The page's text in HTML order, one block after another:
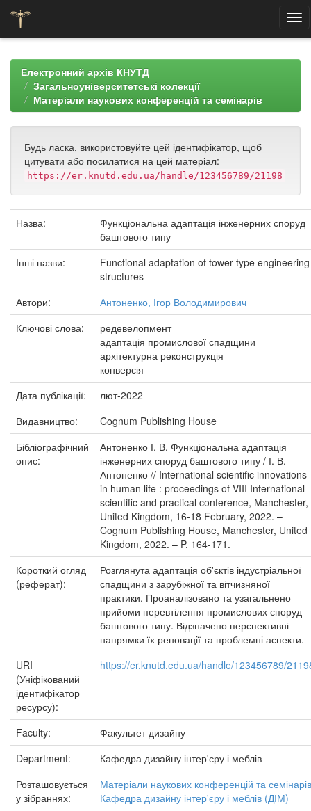
navigationЕлектронний архів КНУТД
Загальноуніверситетські колекції
Матеріали наукових конференцій та семінарів
Будь ласка, використовуйте цей ідентифікатор, щоб
цитувати або посилатися на цей матеріал:
https://er.knutd.edu.ua/handle/123456789/21198
Назва:
Функціональна адаптація інженерних споруд
баштового типу
Інші назви:
Functional adaptation of tower-type engineering
structures
Автори:
Антоненко, Ігор Володимирович
Ключові слова:
редевелопмент
адаптація промислової спадщини
архітектурна реконструкція
конверсія
Дата публікації:
лют-2022
Видавництво:
Cognum Publishing House
Бібліографічний
опис:
Антоненко І. В. Функціональна адаптація
інженерних споруд баштового типу / І. В.
Антоненко // International scientific innovations
in human life : proceedings of VIII International
scientific and practical conference, Manchester,
United Kingdom, 16-18 February, 2022. –
Cognum Publishing House, Manchester, United
Kingdom, 2022. – P. 164-171.
Короткий огляд
(реферат):
Розглянута адаптація об'єктів індустріальної
спадщини з зарубіжної та вітчизняної
практики. Проаналізовано та узагальнено
прийоми перевтілення промислових споруд
баштового типу. Відзначено перспективні
напрямки їх реновації та проблемні аспекти.
URI
(Уніфікований
ідентифікатор
ресурсу):
https://er.knutd.edu.ua/handle/123456789/
Faculty:
Факультет дизайну
Department:
Кафедра дизайну інтер'єру і меблів
Розташовується
у зібраннях:
Матеріали наукових конференцій та семінарів
Кафедра дизайну інтер'єру і меблів (ДІМ)